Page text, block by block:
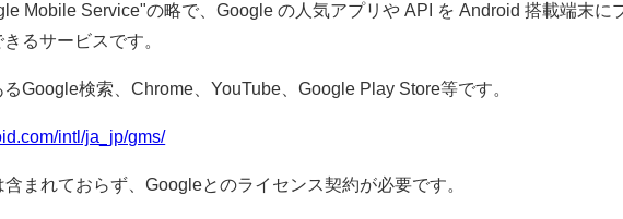
Mobile Service"の略で、Google の人気アプリや API を Android 搭載端末に
るサービスです。
Google検索、Chrome、YouTube、Google Play Store等です。
intl/ja_jp/gms/
まれておらず、Googleとのライセンス契約が必要です。